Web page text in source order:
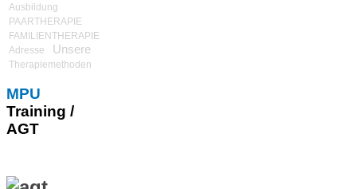
Ausbildung
PAARTHERAPIE
FAMILIENTHERAPIE
Adresse
Unsere
Therapiemethoden
MPU
Training /
AGT